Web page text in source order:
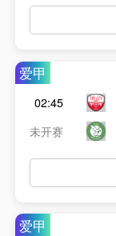
爱甲
02:45
未开赛
爱甲